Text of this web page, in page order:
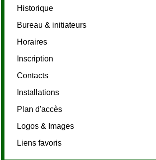
Historique
Bureau & initiateurs
Horaires
Inscription
Contacts
Installations
Plan d'accès
Logos & Images
Liens favoris